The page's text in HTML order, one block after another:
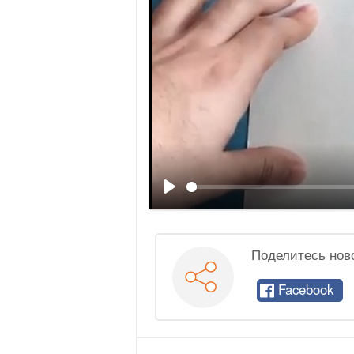
Воспроизвести
Поделитесь
Facebook